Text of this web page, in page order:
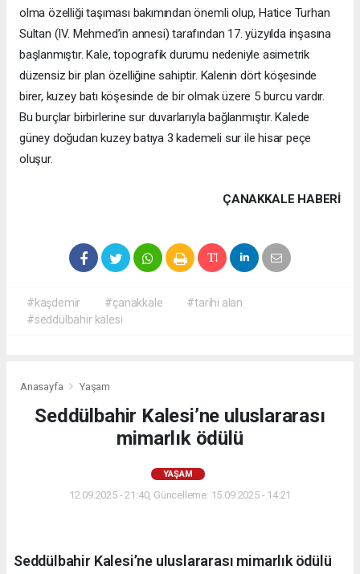
olma özelliği taşıması bakımından önemli olup, Hatice Turhan
Sultan (IV. Mehmed’in annesi) tarafından 17. yüzyılda inşasına
başlanmıştır. Kale, topografik durumu nedeniyle asimetrik
düzensiz bir plan özelliğine sahiptir. Kalenin dört köşesinde
birer, kuzey batı köşesinde de bir olmak üzere 5 burcu vardır.
Bu burçlar birbirlerine sur duvarlarıyla bağlanmıştır. Kalede
güney doğudan kuzey batıya 3 kademeli sur ile hisar peçe
oluşur.
ÇANAKKALE HABERİ
#kaşdemir #çanakkale
#tarihi alan
#seddülbahir kalesi
Anasayfa Yaşam
Seddülbahir Kalesi’ne uluslararası
mimarlık ödülü
YAŞAM
12.09.2025 - 21:40, Güncelleme: 15.09.2025 - 14:21
Seddülbahir Kalesi’ne uluslararası mimarlık ödülü